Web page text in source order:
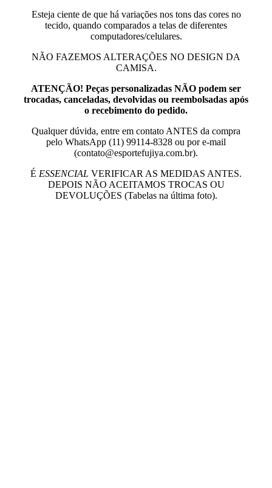
Esteja ciente de que há variações nos tons das cores no
tecido, quando comparados a telas de diferentes
computadores/celulares.
NÃO FAZEMOS ALTERAÇÕES NO DESIGN DA
CAMISA.
ATENÇÃO! Peças personalizadas NÃO podem ser
trocadas, canceladas, devolvidas ou reembolsadas ​​após
o recebimento do pedido.
Qualquer dúvida, entre em contato ANTES da compra
pelo WhatsApp (11) 99114-8328 ou por e-mail
(contato@esportefujiya.com.br).
É ESSENCIAL VERIFICAR AS MEDIDAS ANTES.
DEPOIS NÃO ACEITAMOS TROCAS OU
DEVOLUÇÕES (Tabelas na última foto).